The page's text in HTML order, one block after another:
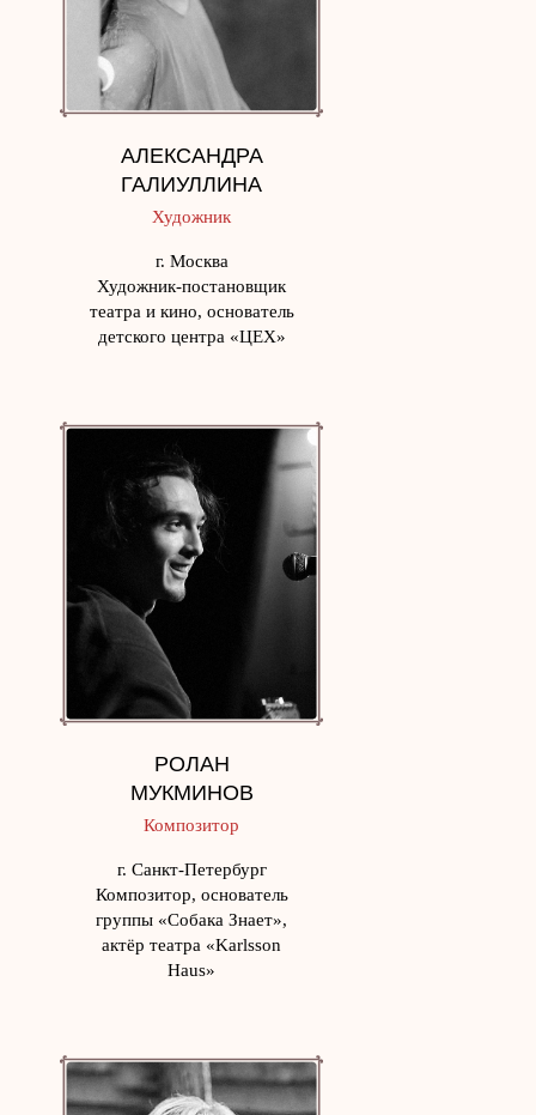
АЛЕКСАНДРА
ГАЛИУЛЛИНА
Художник
г. Москва
Художник-постановщик
театра и кино, основатель
детского центра «ЦЕХ»
РОЛАН
МУКМИНОВ
Композитор
г. Санкт-Петербург
Композитор, основатель
группы «Собака Знает»,
актëр театра «Karlsson
Haus»